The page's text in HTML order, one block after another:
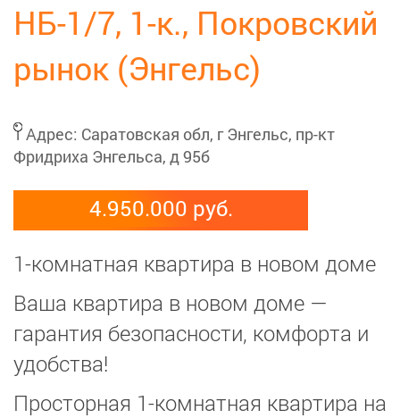
НБ-1/7, 1-к., Покровский
рынок (Энгельс)
Адрес: Саратовская обл, г Энгельс, пр-кт
Фридриха Энгельса, д 95б
4.950.000 руб.
1-комнатная квартира в новом доме
Ваша квартира в новом доме —
гарантия безопасности, комфорта и
удобства!
Просторная 1-комнатная квартира на